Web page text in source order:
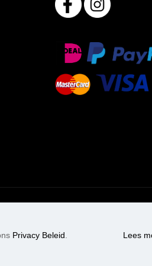
Privacy Beleid Lees